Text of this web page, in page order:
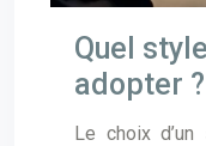
Quel
adopter ?
Le choix d’un